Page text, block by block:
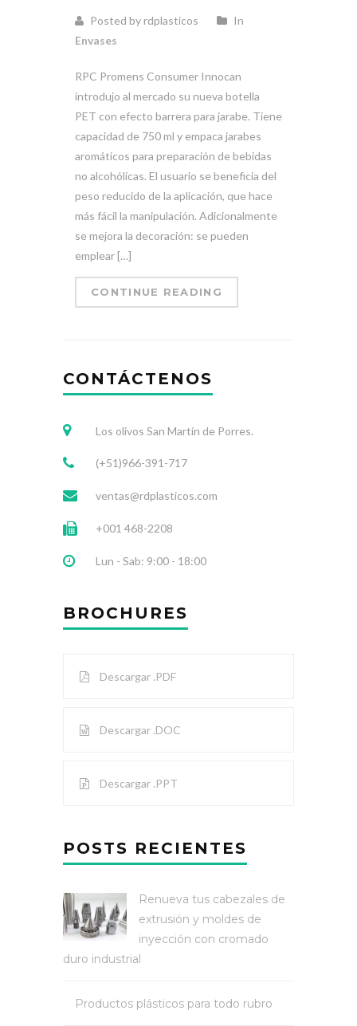
Posted by rdplasticos
In
Envases
RPC Promens Consumer Innocan
introdujo al mercado su nueva botella
PET con efecto barrera para jarabe. Tiene
capacidad de 750 ml y empaca jarabes
aromáticos para preparación de bebidas
no alcohólicas. El usuario se beneficia del
peso reducido de la aplicación, que hace
más fácil la manipulación. Adicionalmente
se mejora la decoración: se pueden
emplear […]
CONTINUE READING
CONTÁCTENOS
Los olivos San Martín de Porres.
(+51)966-391-717
ventas@rdplasticos.com
+001 468-2208
Lun - Sab: 9:00 - 18:00
BROCHURES
Descargar .PDF
Descargar .DOC
Descargar .PPT
POSTS RECIENTES
Renueva tus cabezales de
extrusión y moldes de
inyección con cromado
duro industrial
Productos plásticos para todo rubro